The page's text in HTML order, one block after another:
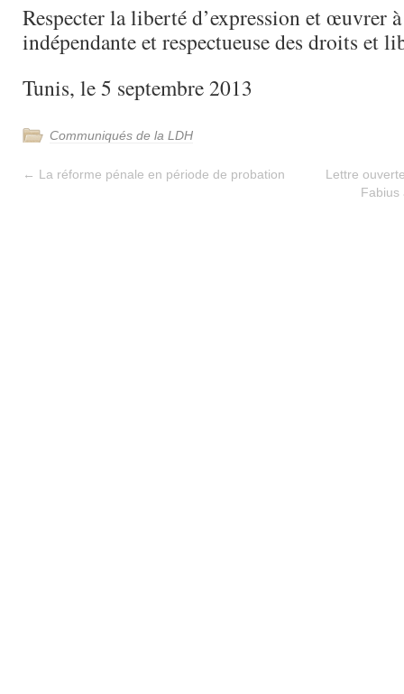
Respecter la liberté d’expression et œuvrer
indépendante et respectueuse des droits et
Tunis, le 5 septembre 2013
Communiqués de la LDH
← La réforme pénale en période de probation
Lettre
Fabius